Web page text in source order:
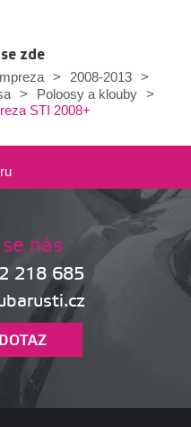
zde
> 2008-2013
>
> Poloosy a klouby >
STI 2008+
nás
218 685